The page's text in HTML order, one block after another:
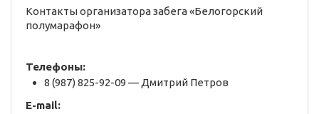
Контакты организатора забега «Белогорский
полумарафон»
Телефоны:
8 (987) 825-92-09 — Дмитрий Петров
E-mail: